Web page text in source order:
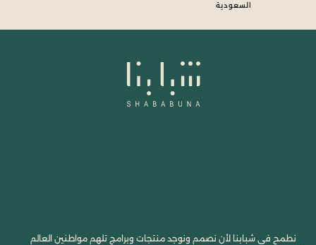
السعودية
نطمح في شبابنا لأن نصمم ونوجد منتجات وبرامج تلهم مواطنين العالم